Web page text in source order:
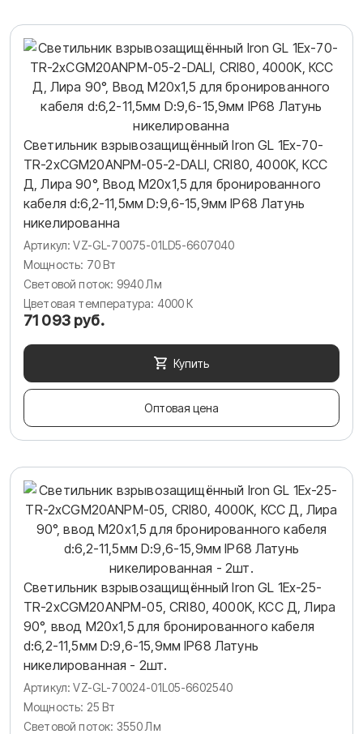
Светильник взрывозащищённый Iron GL 1Ex-70-
TR-2хCGM20ANPM-05-2-DALI, CRI80, 4000K, КСС
Д, Лира 90°, Ввод М20х1,5 для бронированного
кабеля d:6,2-11,5мм D:9,6-15,9мм IP68 Латунь
никелированна
Артикул: VZ-GL-70075-01LD5-6607040
Мощность: 70 Вт
Световой поток: 9940 Лм
Цветовая температура: 4000 К
71 093 руб.
Купить
Оптовая цена
Светильник взрывозащищённый Iron GL 1Ex-25-
TR-2хCGM20ANPM-05, CRI80, 4000K, КСС Д, Лира
90°, ввод М20х1,5 для бронированного кабеля
d:6,2-11,5мм D:9,6-15,9мм IP68 Латунь
никелированная - 2шт.
Артикул: VZ-GL-70024-01L05-6602540
Мощность: 25 Вт
Световой поток: 3550 Лм